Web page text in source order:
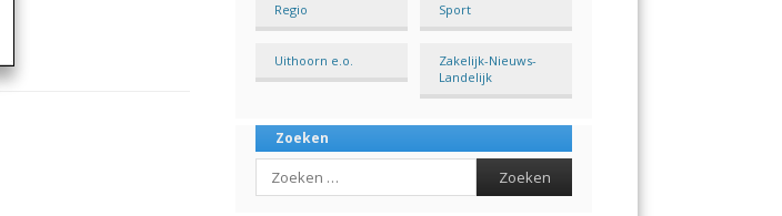
Regio Sport
Uithoorn e.o.
Zakelijk-Nieuws-
Landelijk
Zoeken
Search